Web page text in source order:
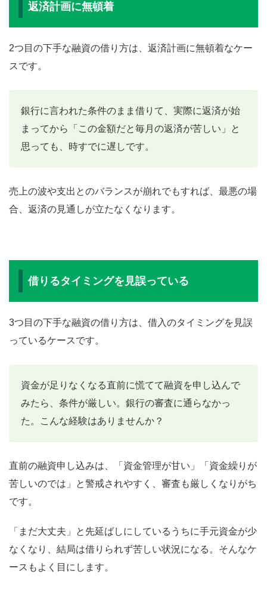
返済計画に無頓着
2つ目の下手な融資の借り方は、返済計画に無頓着なケー
スです。
銀行に言われた条件のまま借りて、実際に返済が始
まってから「この金額だと毎月の返済が苦しい」と
思っても、時すでに遅しです。
売上の波や支出とのバランスが崩れでもすれば、最悪の場
合、返済の見通しが立たなくなります。
借りるタイミングを見誤っている
3つ目の下手な融資の借り方は、借入のタイミングを見誤
っているケースです。
資金が足りなくなる直前に慌てて融資を申し込んで
みたら、条件が厳しい。銀行の審査に通らなかっ
た。こんな経験はありませんか？
直前の融資申し込みは、「資金管理が甘い」「資金繰りが
苦しいのでは」と警戒されやすく、審査も厳しくなりがち
です。
「まだ大丈夫」と先延ばしにしているうちに手元資金が少
なくなり、結局は借りられず苦しい状況になる。そんなケ
ースもよく目にします。